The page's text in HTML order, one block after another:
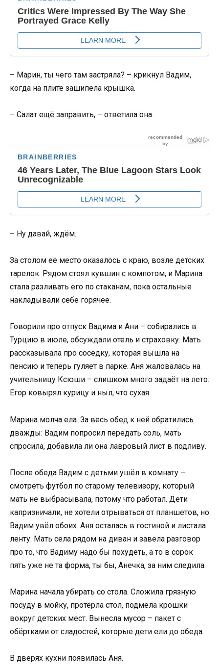
– Марин, ты чего там застряла? – крикнул Вадим,
когда на плите зашипела крышка.
– Салат ещё заправить, – ответила она.
– Ну давай, ждём.
За столом её место оказалось с краю, возле детских
тарелок. Рядом стоял кувшин с компотом, и Марина
стала разливать его по стаканам, пока остальные
накладывали себе горячее.
Говорили про отпуск Вадима и Ани – собирались в
Турцию в июле, обсуждали отель и страховку. Мать
рассказывала про соседку, которая вышла на
пенсию и теперь гуляет в парке. Аня жаловалась на
учительницу Ксюши – слишком много задаёт на лето.
Егор ковырял курицу и ныл, что сухая.
Марина молча ела. За весь обед к ней обратились
дважды: Вадим попросил передать соль, мать
спросила, добавила ли она лавровый лист в подливу.
После обеда Вадим с детьми ушёл в комнату –
смотреть футбол по старому телевизору, который
мать не выбрасывала, потому что работал. Дети
капризничали, не хотели отрываться от планшетов, но
Вадим увёл обоих. Аня осталась в гостиной и листала
ленту. Мать села рядом на диван и завела разговор
про то, что Вадиму надо бы похудеть, а то в сорок
пять уже не та форма, ты бы, Анечка, за ним следила.
Марина начала убирать со стола. Сложила грязную
посуду в мойку, протёрла стол, подмела крошки
вокруг детских мест. Вынесла мусор – пакет с
обёртками от сладостей, которые дети ели до обеда.
В дверях кухни появилась Аня.